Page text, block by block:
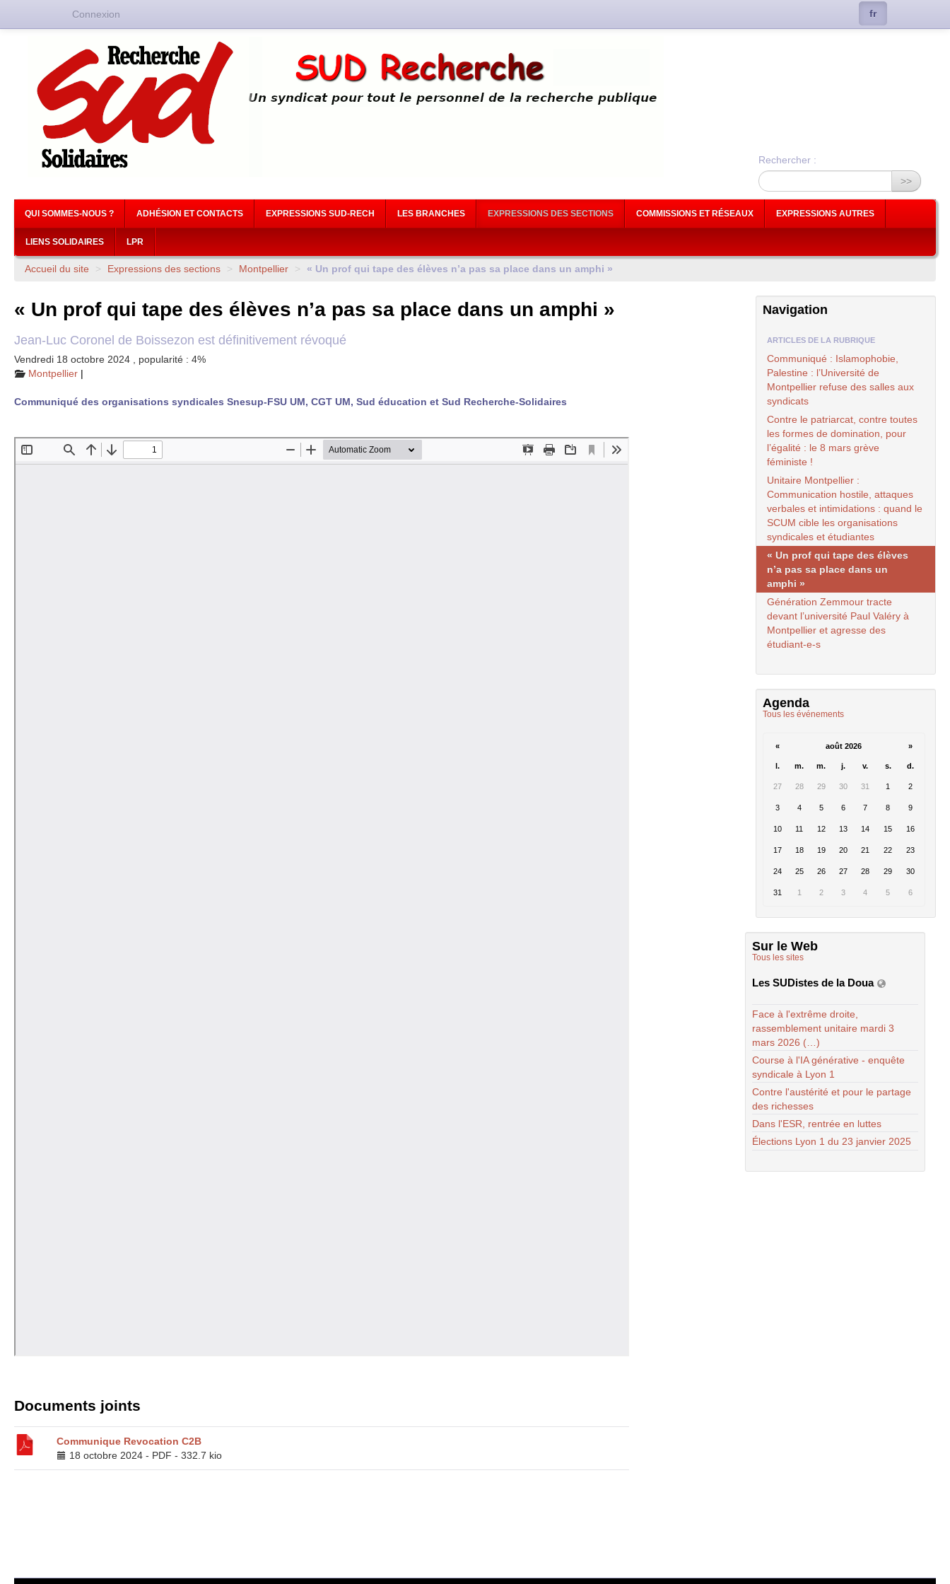
Rechercher :
>>
QUI SOMMES-NOUS ? ADHÉSION ET CONTACTS EXPRESSIONS SUD-RECH LES BRANCHES EXPRESSIONS DES SECTIONS COMMISSIONS ET RÉSEAUX EXPRESSIONS AUTRES
LIENS SOLIDAIRES LPR
Accueil du site > Expressions des sections > Montpellier > « Un prof qui tape des élèves n’a pas sa place dans un amphi »
« Un prof qui tape des élèves n’a pas sa place dans un amphi »
Jean-Luc Coronel de Boissezon est définitivement révoqué
Vendredi 18 octobre 2024
popularité : 4%
Montpellier |
Communiqué des organisations syndicales Snesup-FSU UM, CGT UM, Sud éducation et Sud Recherche-Solidaires
Documents joints
Communique Revocation C2B
18 octobre 2024 - PDF - 332.7 kio
Navigation
ARTICLES DE LA RUBRIQUE
Communiqué : Islamophobie,
Palestine : l’Université de
Montpellier refuse des salles aux
syndicats
Contre le patriarcat, contre toutes
les formes de domination, pour
l’égalité : le 8 mars grève
féministe !
Unitaire Montpellier :
Communication hostile, attaques
verbales et intimidations : quand le
SCUM cible les organisations
syndicales et étudiantes
« Un prof qui tape des élèves
n’a pas sa place dans un
amphi »
Génération Zemmour tracte
devant l’université Paul Valéry à
Montpellier et agresse des
étudiant-e-s
Agenda
Tous les événements
« août 2026 »
l. m. m. j. v. s. d.
27 28 29 30 31 1 2
3 4 5 6 7 8 9
10 11 12 13 14 15 16
17 18 19 20 21 22 23
24 25 26 27 28 29 30
31 1 2 3 4 5 6
Sur le Web
Tous les sites
Les SUDistes de la Doua
Face à l'extrême droite,
rassemblement unitaire mardi 3
mars 2026 (…)
Course à l'IA générative - enquête
syndicale à Lyon 1
Contre l'austérité et pour le partage
des richesses
Dans l'ESR, rentrée en luttes
Élections Lyon 1 du 23 janvier 2025
Connexion fr